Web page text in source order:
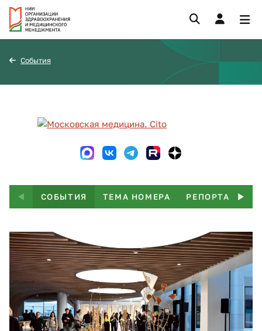
События
СОБЫТИЯ ТЕМА НОМЕРА РЕПОРТАЖ